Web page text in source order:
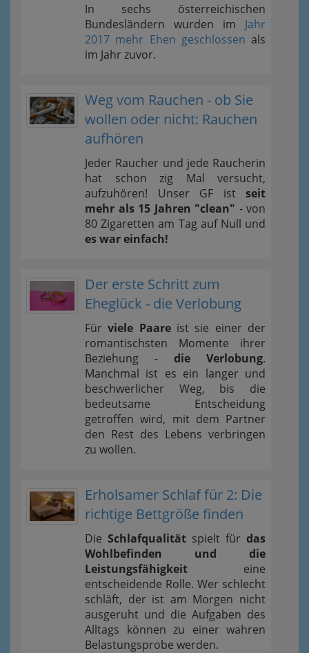
In sechs österreichischen
Bundesländern wurden im Jahr
2017 mehr Ehen geschlossen als
im Jahr zuvor.
Weg vom Rauchen - ob Sie
wollen oder nicht: Rauchen
aufhören
Jeder Raucher und jede Raucherin
hat schon zig Mal versucht,
aufzuhören! Unser GF ist seit
mehr als 15 Jahren "clean" - von
80 Zigaretten am Tag auf Null und
es war einfach!
Der erste Schritt zum
Eheglück - die Verlobung
Fürviele Paareist sie einer der
romantischsten Momente ihrer
Beziehung - die Verlobung.
Manchmal ist es ein langer und
beschwerlicher Weg, bis die
bedeutsame Entscheidung
getroffen wird, mit dem Partner
den Rest des Lebens verbringen
zu wollen.
Erholsamer Schlaf für 2: Die
richtige Bettgröße finden
Die Schlafqualität spielt für das
Wohlbefinden und die
Leistungsfähigkeit eine
entscheidende Rolle. Wer schlecht
schläft, der ist am Morgen nicht
ausgeruht und die Aufgaben des
Alltags können zu einer wahren
Belastungsprobe werden.